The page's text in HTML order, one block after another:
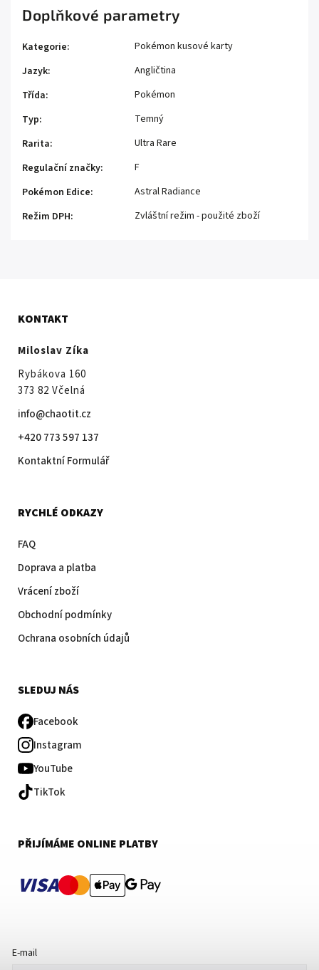
Doplňkové parametry
Kategorie:
Pokémon kusové karty
Jazyk:
Angličtina
Třída:
Pokémon
Typ:
Temný
Rarita:
Ultra Rare
Regulační značky:
F
Pokémon Edice:
Astral Radiance
Režim DPH: Zvláštní režim - použité zboží
KONTAKT
Miloslav Zíka
Rybákova 160
373 82 Včelná
info@chaotit.cz
+420 773 597 137
Kontaktní Formulář
RYCHLÉ ODKAZY
FAQ
Doprava a platba
Vrácení zboží
Obchodní podmínky
Ochrana osobních údajů
SLEDUJ NÁS
Facebook
Instagram
YouTube
TikTok
PŘIJÍMÁME ONLINE PLATBY
VISA
E-mail